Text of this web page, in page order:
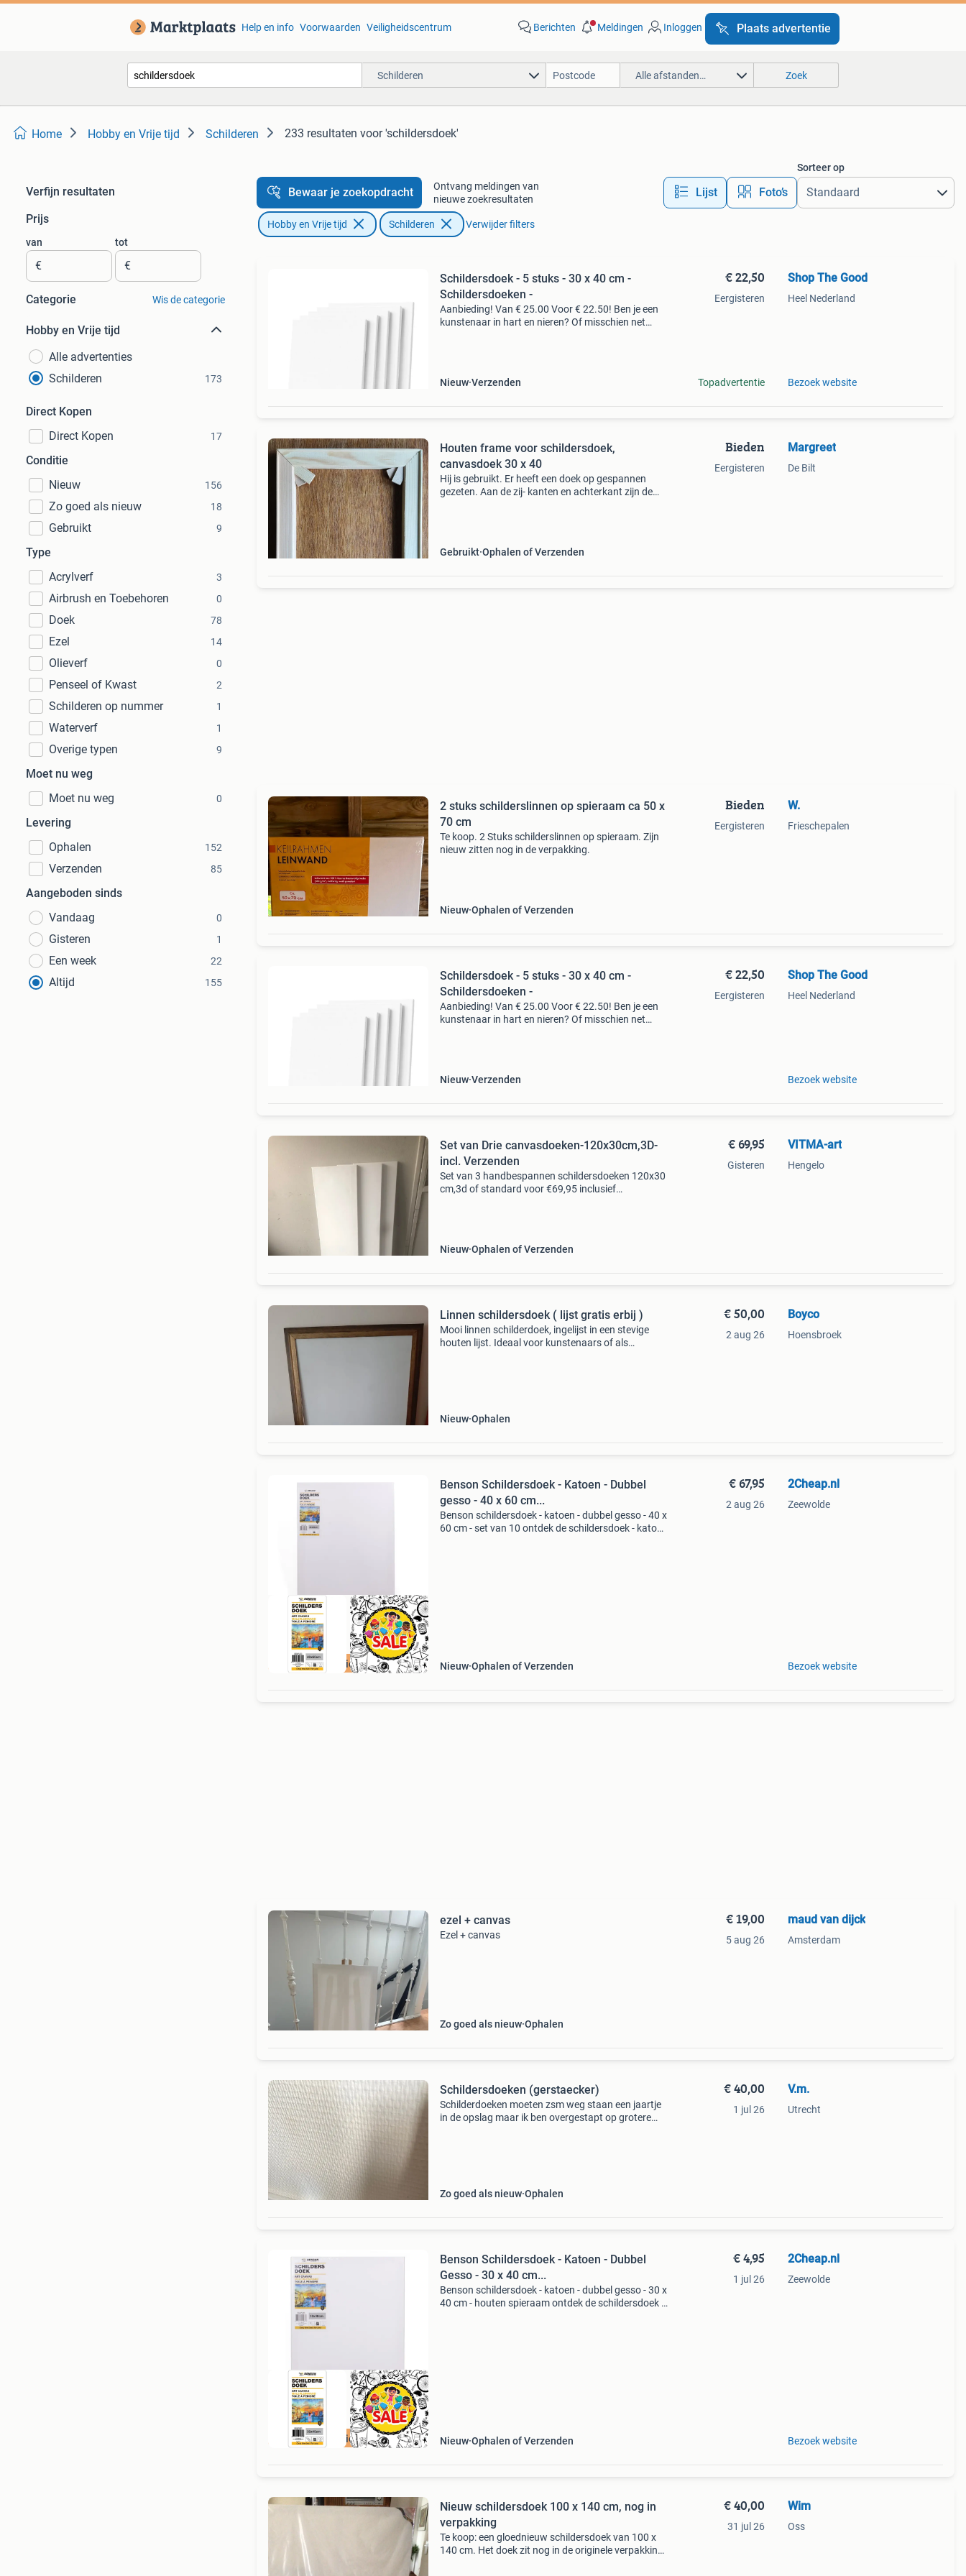
Help en info Voorwaarden Veiligheidscentrum Berichten Meldingen Inloggen Plaats advertentie
Schilderen Alle afstanden… Zoek
Home Hobby en Vrije tijd Schilderen 233 resultaten voor 'schildersdoek'
Verfijn resultaten
Prijs
van
€
tot
€
Categorie Wis de categorie
Hobby en Vrije tijd
Alle advertenties
Schilderen
173
Direct Kopen
Direct Kopen
17
Conditie
Nieuw
156
Zo goed als nieuw 18
Gebruikt 9
Type
Acrylverf
3
Airbrush en Toebehoren 0
Doek 78
Ezel 14
Olieverf 0
Penseel of Kwast 2
Schilderen op nummer 1
Waterverf 1
Overige typen 9
Moet nu weg
Moet nu weg
0
Levering
Ophalen
152
Verzenden 85
Aangeboden sinds
Vandaag
0
Gisteren 1
Een week 22
Altijd 155
Bewaar je zoekopdracht
Ontvang meldingen van
nieuwe zoekresultaten
Lijst Foto’s
Sorteer op
Hobby en Vrije tijd Schilderen Verwijder filters
Schildersdoek - 5 stuks - 30 x 40 cm -
Schildersdoeken -
Aanbieding! Van € 25.00 Voor € 22.50! Ben je een
kunstenaar in hart en nieren? Of misschien net
Nieuw Verzenden
€ 22,50
Eergisteren
Topadvertentie
Shop The Good
Heel Nederland
Bezoek website
Houten frame voor schildersdoek,
canvasdoek 30 x 40
Hij is gebruikt. Er heeft een doek op gespannen
gezeten. Aan de zij- kanten en achterkant zijn de
Gebruikt Ophalen of Verzenden
Bieden
Eergisteren
Margreet
De Bilt
2 stuks schilderslinnen op spieraam ca 50 x
70 cm
Te koop. 2 Stuks schilderslinnen op spieraam. Zijn
nieuw zitten nog in de verpakking.
Nieuw Ophalen of Verzenden
Bieden
Eergisteren
W.
Frieschepalen
Schildersdoek - 5 stuks - 30 x 40 cm -
Schildersdoeken -
Aanbieding! Van € 25.00 Voor € 22.50! Ben je een
kunstenaar in hart en nieren? Of misschien net
Nieuw Verzenden
€ 22,50
Eergisteren
Shop The Good
Heel Nederland
Bezoek website
Set van Drie canvasdoeken-120x30cm,3D-
incl. Verzenden
Set van 3 handbespannen schildersdoeken 120x30
cm,3d of standard voor €69,95 inclusief
Nieuw Ophalen of Verzenden
€ 69,95
Gisteren
VITMA-art
Hengelo
Linnen schildersdoek ( lijst gratis erbij )
Mooi linnen schilderdoek, ingelijst in een stevige
houten lijst. Ideaal voor kunstenaars of als
Nieuw Ophalen
€ 50,00
2 aug 26
Boyco
Hoensbroek
Aanbieding
Benson Schildersdoek - Katoen - Dubbel
gesso - 40 x 60 cm...
Benson schildersdoek - katoen - dubbel gesso - 40 x
60 cm - set van 10 ontdek de schildersdoek - katoen
Nieuw Ophalen of Verzenden
€ 67,95
2 aug 26
2Cheap.nl
Zeewolde
Bezoek website
ezel + canvas
Ezel + canvas
Zo goed als nieuw Ophalen
€ 19,00
5 aug 26
maud van dijck
Amsterdam
Schildersdoeken (gerstaecker)
Schilderdoeken moeten zsm weg staan een jaartje
in de opslag maar ik ben overgestapt op grotere
Zo goed als nieuw Ophalen
€ 40,00
1 jul 26
V.m.
Utrecht
Aanbieding
Benson Schildersdoek - Katoen - Dubbel
Gesso - 30 x 40 cm...
Benson schildersdoek - katoen - dubbel gesso - 30 x
40 cm - houten spieraam ontdek de schildersdoek -
Nieuw Ophalen of Verzenden
€ 4,95
1 jul 26
2Cheap.nl
Zeewolde
Bezoek website
Nieuw schildersdoek 100 x 140 cm, nog in
verpakking
Te koop: een gloednieuw schildersdoek van 100 x
140 cm. Het doek zit nog in de originele verpakking
€ 40,00
31 jul 26
Wim
Oss